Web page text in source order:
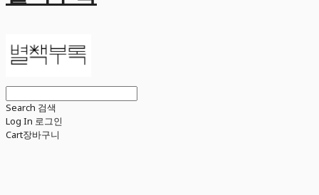
Search 검색
Log In 로그인
Cart장바구니